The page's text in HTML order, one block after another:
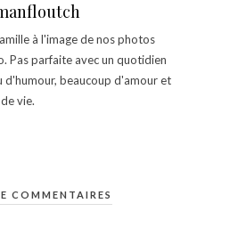
à l'image de nos photos
Pas parfaite avec un quotidien
d'humour, beaucoup d'amour et
vie.
COMMENTAIRES